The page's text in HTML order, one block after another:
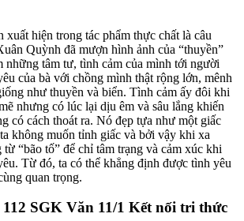
xuất hiện trong tác phẩm thực chất là câu
Quỳnh đã mượn hình ảnh của “thuyền”
những tâm tư, tình cảm của mình tới người
của bà với chồng mình thật rộng lớn, mênh
như thuyền và biển. Tình cảm ấy đôi khi
nhưng có lúc lại dịu êm và sâu lắng khiến
có cách thoát ra. Nó đẹp tựa như một giấc
không muốn tỉnh giấc và bởi vậy khi xa
từ “bão tố” để chỉ tâm trạng và cảm xúc khi
Từ đó, ta có thể khẳng định được tình yêu
quan trọng.
SGK Văn 11/1 Kết nối tri thức